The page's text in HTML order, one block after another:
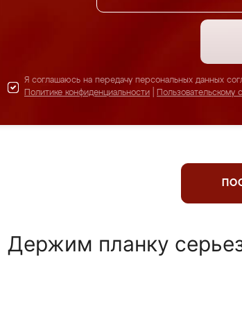
Я соглашаюсь на передачу персональных данных
Политике конфиденциальности
Пользовательскому
Держим планку